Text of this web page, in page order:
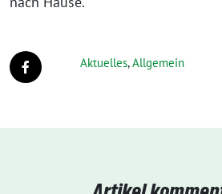
Aktuelles,Allgemein